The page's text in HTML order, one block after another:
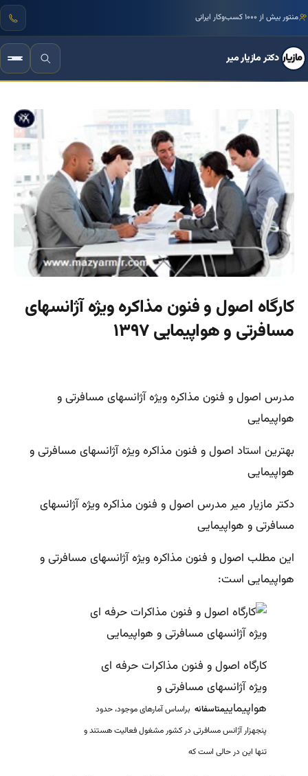
منتور بیش از ۱۰۰۰ کسب‌وکار ایرانی
دکتر مازیار میر
کارگاه اصول و فنون مذاکره ویژه آژانسهای
مسافرتی و هواپیمایی ۱۳۹۷
مدرس اصول و فنون مذاکره ویژه آژانسهای مسافرتی و
هواپیمایی
بهترین استاد اصول و فنون مذاکره ویژه آژانسهای مسافرتی و
هواپیمایی
دکتر مازیار میر مدرس اصول و فنون مذاکره ویژه آژانسهای
مسافرتی و هواپیمایی
این مطلب اصول و فنون مذاکره ویژه آژانسهای مسافرتی و
هواپیمایی است:
کارگاه اصول و فنون مذاکرات حرفه ای
ویژه آژانسهای مسافرتی و
هواپیماییمتاسفانه براساس آمارهای موجود، حدود
پنجهزار آژانس مسافرتی در کشور مشغول فعالیت هستند و
تنها این در حالی است که